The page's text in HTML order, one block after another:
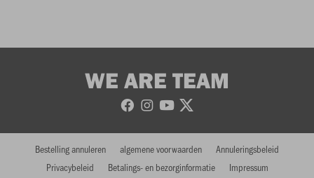
WE ARE TEAM
Bestelling annuleren algemene voorwaarden
Annuleringsbeleid
Privacybeleid
Betalings- en bezorginformatie Impressum